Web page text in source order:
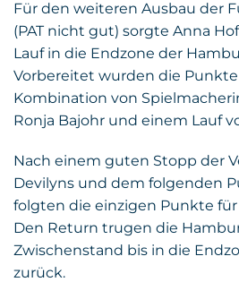
Für den weiteren Ausbau der
(PAT nicht gut) sorgte Anna
Lauf in die Endzone der
Vorbereitet wurden die
Kombination von
Ronja Bajohr und einem Lauf
Nach einem guten Stopp der
Devilyns und dem folgenden
folgten die einzigen Punkte
Den Return trugen die
Zwischenstand bis in die
zurück.